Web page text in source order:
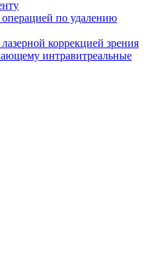
по удалению
коррекцией зрения
интравитреальные